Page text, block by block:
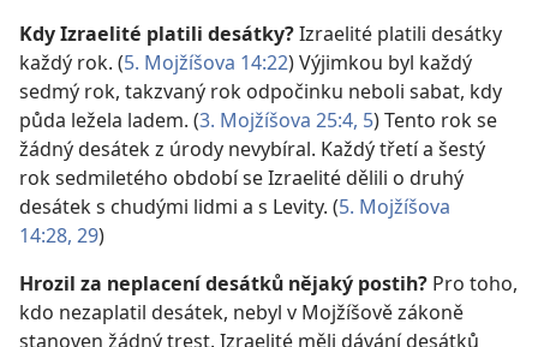
Kdy Izraelité platili desátky?Izraelité platili desátky
každý rok. (5. Mojžíšova 14:22) Výjimkou byl každý
sedmý rok, takzvaný rok odpočinku neboli sabat, kdy
půda ležela ladem. (3. Mojžíšova 25:4, 5) Tento rok se
žádný desátek z úrody nevybíral. Každý třetí a šestý
rok sedmiletého období se Izraelité dělili o druhý
desátek s chudými lidmi a s Levity. (5. Mojžíšova
14:28, 29)
Hrozil za neplacení desátků nějaký postih? Pro toho,
kdo nezaplatil desátek, nebyl v Mojžíšově zákoně
stanoven žádný trest. Izraelité měli dávání desátků